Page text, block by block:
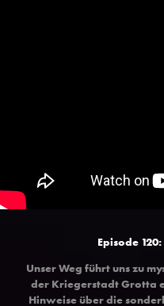
Episode
Unser Weg führt uns zu
der Kriegerstadt Grotta
Hinweise über die